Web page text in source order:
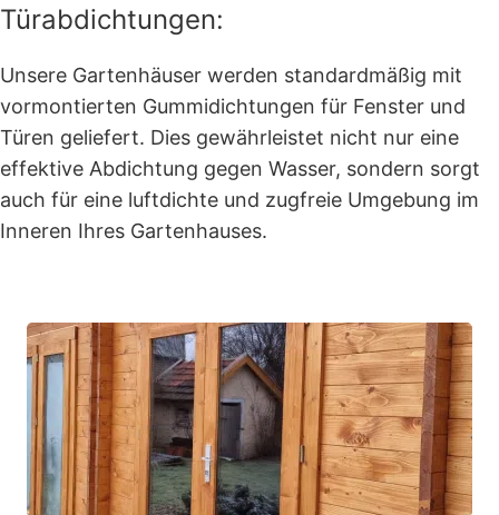
Türabdichtungen:
Unsere Gartenhäuser werden standardmäßig mit
vormontierten Gummidichtungen für Fenster und
Türen geliefert. Dies gewährleistet nicht nur eine
effektive Abdichtung gegen Wasser, sondern sorgt
auch für eine luftdichte und zugfreie Umgebung im
Inneren Ihres Gartenhauses.